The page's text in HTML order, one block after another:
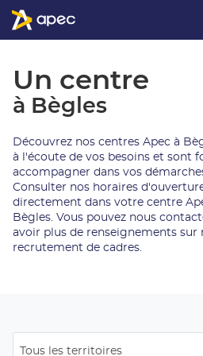
Un centre
à Bègles
Découvrez nos centres Apec à
à l'écoute de vos besoins et sont
accompagner dans vos
Consulter nos horaires
directement dans votre centre
Bègles. Vous pouvez nous
avoir plus de renseignements sur
recrutement de cadres.
Tous les territoires